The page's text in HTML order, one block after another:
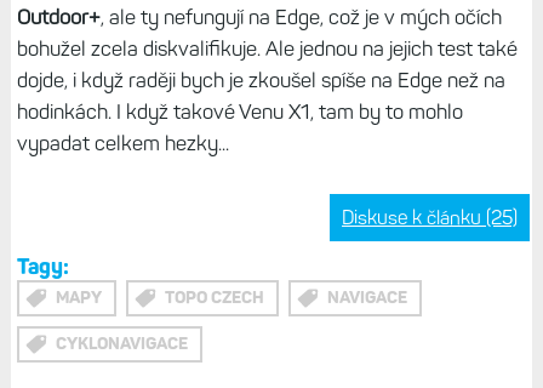
Outdoor+, ale ty nefungují na Edge, což je v mých očích
bohužel zcela diskvalifikuje. Ale jednou na jejich test také
dojde, i když raději bych je zkoušel spíše na Edge než na
hodinkách. I když takové Venu X1, tam by to mohlo
vypadat celkem hezky...
Diskuse k článku (25)
Tagy:
MAPY TOPO CZECH NAVIGACE
CYKLONAVIGACE